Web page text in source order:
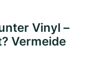
Vinyl –
Vermeide